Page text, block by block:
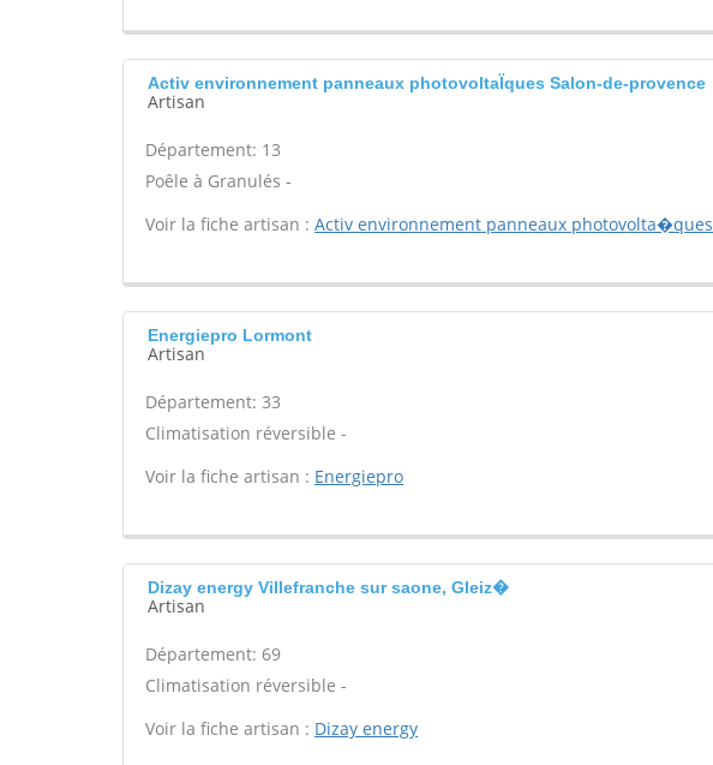
Activ environnement panneaux photovoltaÏques Salon-de-provence
Artisan
Département: 13
Poêle à Granulés -
Voir la fiche artisan : Activ environnement panneaux photovolta�ques
Energiepro Lormont
Artisan
Département: 33
Climatisation réversible -
Voir la fiche artisan : Energiepro
Dizay energy Villefranche sur saone, Gleiz�
Artisan
Département: 69
Climatisation réversible -
Voir la fiche artisan : Dizay energy